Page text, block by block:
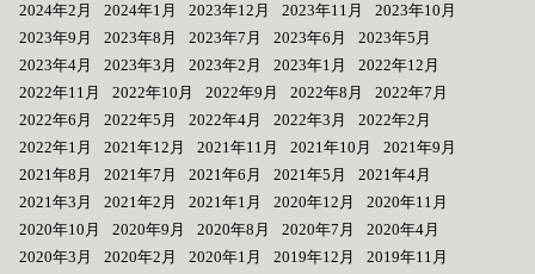
2024年2月
2024年1月 2023年12月 2023年11月
2023年10月
2023年9月
2023年8月 2023年7月 2023年6月
2023年5月
2023年4月
2023年3月 2023年2月 2023年1月
2022年12月
2022年11月
2022年10月 2022年9月 2022年8月
2022年7月
2022年6月
2022年5月 2022年4月 2022年3月
2022年2月
2022年1月
2021年12月 2021年11月 2021年10月
2021年9月
2021年8月
2021年7月 2021年6月 2021年5月
2021年4月
2021年3月
2021年2月 2021年1月 2020年12月
2020年11月
2020年10月
2020年9月 2020年8月 2020年7月
2020年4月
2020年3月
2020年2月 2020年1月 2019年12月
2019年11月